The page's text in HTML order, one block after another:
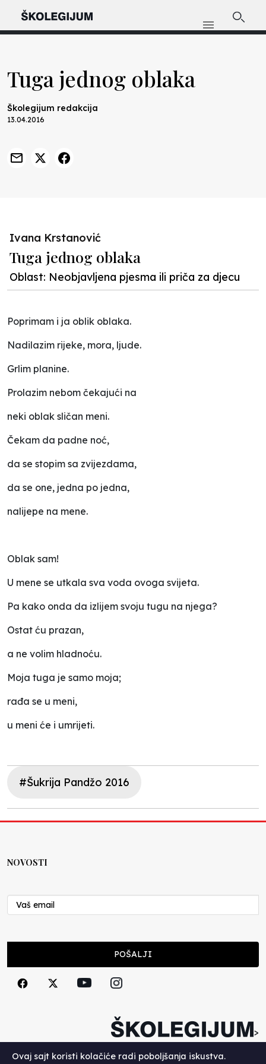
Tuga jednog oblaka
Školegijum redakcija
13.04.2016
Ivana Krstanović
Tuga jednog oblaka
Oblast: Neobjavljena pjesma ili priča za djecu
Poprimam i ja oblik oblaka.
Nadilazim rijeke, mora, ljude.
Grlim planine.
Prolazim nebom čekajući na
neki oblak sličan meni.
Čekam da padne noć,
da se stopim sa zvijezdama,
da se one, jedna po jedna,
nalijepe na mene.
Oblak sam!
U mene se utkala sva voda ovoga svijeta.
Pa kako onda da izlijem svoju tugu na njega?
Ostat ću prazan,
a ne volim hladnoću.
Moja tuga je samo moja;
rađa se u meni,
u meni će i umrijeti.
#Šukrija Pandžo 2016
NOVOSTI
POŠALJI
>
Copyright (c) 2026. Školegijum.
Ovaj sajt koristi kolačiće radi poboljšanja iskustva.